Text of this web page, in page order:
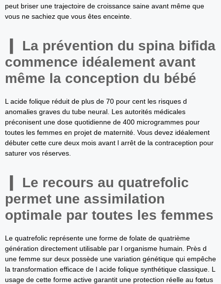
peut briser une trajectoire de croissance saine avant même que
vous ne sachiez que vous êtes enceinte.
La prévention du spina bifida
commence idéalement avant
même la conception du bébé
L acide folique réduit de plus de 70 pour cent les risques d
anomalies graves du tube neural. Les autorités médicales
préconisent une dose quotidienne de 400 microgrammes pour
toutes les femmes en projet de maternité. Vous devez idéalement
débuter cette cure deux mois avant l arrêt de la contraception pour
saturer vos réserves.
Le recours au quatrefolic
permet une assimilation
optimale par toutes les femmes
Le quatrefolic représente une forme de folate de quatrième
génération directement utilisable par l organisme humain. Près d
une femme sur deux possède une variation génétique qui empêche
la transformation efficace de l acide folique synthétique classique. L
usage de cette forme active garantit une protection réelle au fœtus